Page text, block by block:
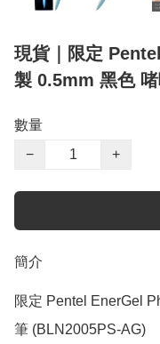
現貨｜限定
製 0.5mm 黑色
數量
−
+
簡介
限定 Pentel EnerGel
筆 (BLN2005PS-AG)